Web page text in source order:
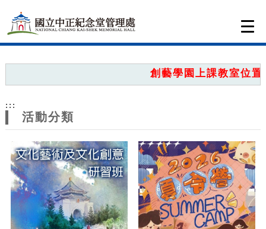
網
站
主
題
創藝學園上課教室位置圖
:::
活動分類